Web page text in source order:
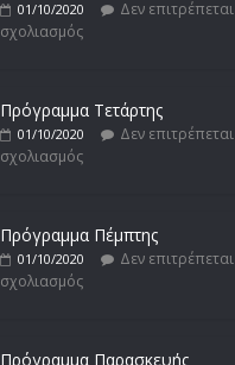
01/10/2020
Δεν επιτρέπεται
σχολιασμός
Πρόγραμμα Τετάρτης
01/10/2020
Δεν επιτρέπεται
σχολιασμός
Πρόγραμμα Πέμπτης
01/10/2020
Δεν επιτρέπεται
σχολιασμός
Πρόγραμμα Παρασκευής